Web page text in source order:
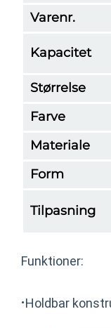
Varenr.
Kapacitet
Størrelse
Farve
Materiale
Form
Tilpasning
Funktioner:
·Holdbar